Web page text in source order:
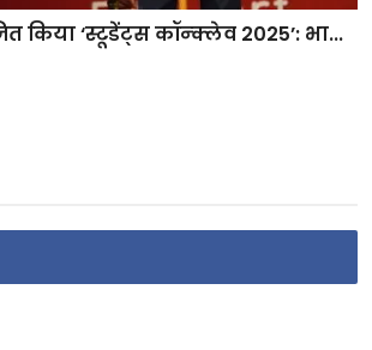
किया ‘स्टूडेंट्स कॉन्क्लेव 2025’: भा...